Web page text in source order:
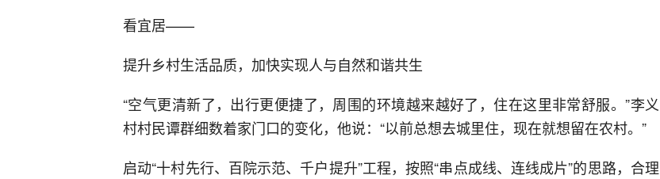
看宜居——
提升乡村生活品质，加快实现人与自然和谐共生
“空气更清新了，出行更便捷了，周围的环境越来越好了，住在这里非常舒服。”李义
村村民谭群细数着家门口的变化，他说：“以前总想去城里住，现在就想留在农村。”
启动“十村先行、百院示范、千户提升”工程，按照“串点成线、连线成片”的思路，合理